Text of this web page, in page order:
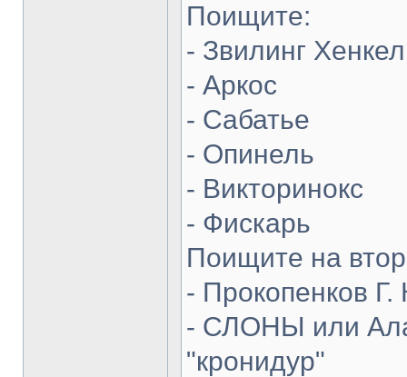
Поищите:
- Звилинг
- Аркос
- Сабатье
- Опинель
- Викторинокс
- Фискарь
Поищите на
- Прокопенков Г.
- СЛОНЫ или
"кронидур"